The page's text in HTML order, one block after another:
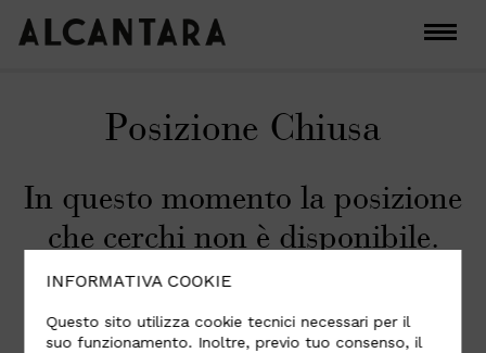
Posizione Chiusa
In questo momento la posizione
che cerchi non è disponibile.
Controlla altre posizioni aperte
al link sotto.
INFORMATIVA COOKIE
Questo sito utilizza cookie tecnici necessari per il
suo funzionamento. Inoltre, previo tuo consenso, il